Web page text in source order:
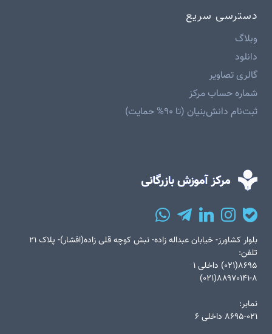
دسترسی سریع
وبلاگ
دانلود
گالری تصاویر
شماره حساب مرکز
ثبت‌نام دانش‌بنیان (تا ۹۰% حمایت)
بلوار کشاورز- خیابان عبداله زاده- نبش کوچه قلی زاده(افشار)- پلاک ۲۱
تلفن:
۸۶۹۵(۰۲۱) داخلی ۱
۸۸۹۷۰۱۴۱-۸(۰۲۱)
نمابر:
۸۶۹۵-۰۲۱ داخلی ۶